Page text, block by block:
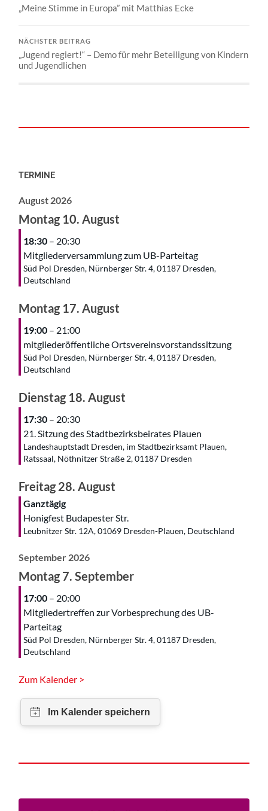
„Meine Stimme in Europa” mit Matthias Ecke
NÄCHSTER BEITRAG
„Jugend regiert!“ – Demo für mehr Beteiligung von Kindern
und Jugendlichen
TERMINE
August 2026
Montag 10. August
18:30 – 20:30
Mitgliederversammlung zum UB-Parteitag
Süd Pol Dresden, Nürnberger Str. 4, 01187 Dresden,
Deutschland
Montag 17. August
19:00 – 21:00
mitgliederöffentliche Ortsvereinsvorstandssitzung
Süd Pol Dresden, Nürnberger Str. 4, 01187 Dresden,
Deutschland
Dienstag 18. August
17:30 – 20:30
21. Sitzung des Stadtbezirksbeirates Plauen
Landeshauptstadt Dresden, im Stadtbezirksamt Plauen,
Ratssaal, Nöthnitzer Straße 2, 01187 Dresden
Freitag28. August
Ganztägig
Honigfest Budapester Str.
Leubnitzer Str. 12A, 01069 Dresden-Plauen, Deutschland
September 2026
Montag7. September
17:00 – 20:00
Mitgliedertreffen zur Vorbesprechung des UB-
Parteitag
Süd Pol Dresden, Nürnberger Str. 4, 01187 Dresden,
Deutschland
Zum Kalender >